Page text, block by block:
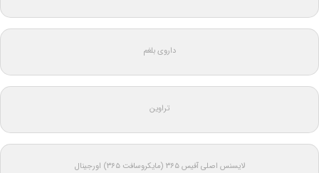
داروی بلغم
تراوین
لایسنس اصلی آفیس ۳۶۵ (مایکروسافت ۳۶۵) اورجینال